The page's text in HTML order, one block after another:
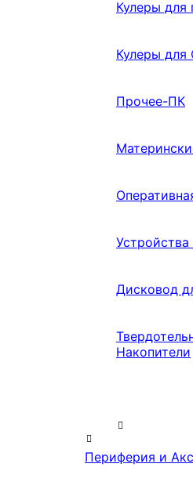
Кулеры для
Кулеры для
Прочее-ПК
Дисковод
Накопители
Периферия и